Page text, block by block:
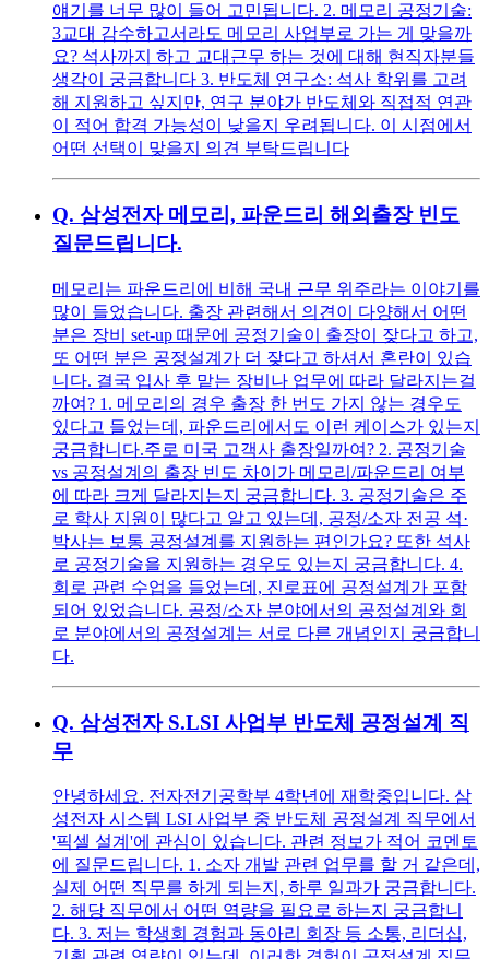
얘기를 너무 많이 들어 고민됩니다. 2. 메모리 공정기술:
3교대 감수하고서라도 메모리 사업부로 가는 게 맞을까
요? 석사까지 하고 교대근무 하는 것에 대해 현직자분들
생각이 궁금합니다 3. 반도체 연구소: 석사 학위를 고려
해 지원하고 싶지만, 연구 분야가 반도체와 직접적 연관
이 적어 합격 가능성이 낮을지 우려됩니다. 이 시점에서
어떤 선택이 맞을지 의견 부탁드립니다
Q. 삼성전자 메모리, 파운드리 해외출장 빈도
질문드립니다.
메모리는 파운드리에 비해 국내 근무 위주라는 이야기를
많이 들었습니다. 출장 관련해서 의견이 다양해서 어떤
분은 장비 set-up 때문에 공정기술이 출장이 잦다고 하고,
또 어떤 분은 공정설계가 더 잦다고 하셔서 혼란이 있습
니다. 결국 입사 후 맡는 장비나 업무에 따라 달라지는걸
까여? 1. 메모리의 경우 출장 한 번도 가지 않는 경우도
있다고 들었는데, 파운드리에서도 이런 케이스가 있는지
궁금합니다.주로 미국 고객사 출장일까여? 2. 공정기술
vs 공정설계의 출장 빈도 차이가 메모리/파운드리 여부
에 따라 크게 달라지는지 궁금합니다. 3. 공정기술은 주
로 학사 지원이 많다고 알고 있는데, 공정/소자 전공 석·
박사는 보통 공정설계를 지원하는 편인가요? 또한 석사
로 공정기술을 지원하는 경우도 있는지 궁금합니다. 4.
회로 관련 수업을 들었는데, 진로표에 공정설계가 포함
되어 있었습니다. 공정/소자 분야에서의 공정설계와 회
로 분야에서의 공정설계는 서로 다른 개념인지 궁금합니
다.
Q. 삼성전자 S.LSI 사업부 반도체 공정설계 직
무
안녕하세요. 전자전기공학부 4학년에 재학중입니다. 삼
성전자 시스템 LSI 사업부 중 반도체 공정설계 직무에서
'픽셀 설계'에 관심이 있습니다. 관련 정보가 적어 코멘토
에 질문드립니다. 1. 소자 개발 관련 업무를 할 거 같은데,
실제 어떤 직무를 하게 되는지, 하루 일과가 궁금합니다.
2. 해당 직무에서 어떤 역량을 필요로 하는지 궁금합니
다. 3. 저는 학생회 경험과 동아리 회장 등 소통, 리더십,